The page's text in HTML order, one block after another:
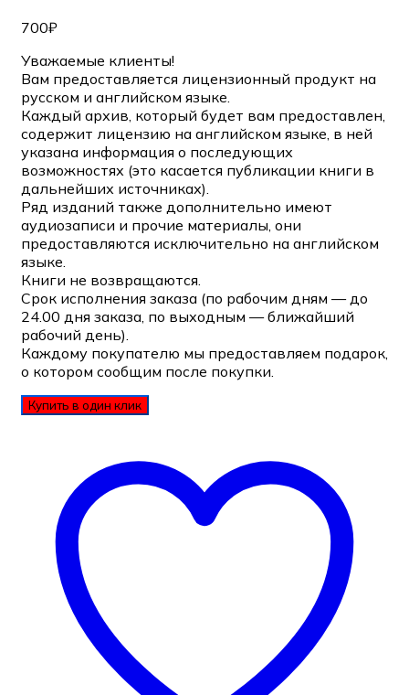
700₽
Уважаемые клиенты!
Вам предоставляется лицензионный продукт на
русском и английском языке.
Каждый архив, который будет вам предоставлен,
содержит лицензию на английском языке, в ней
указана информация о последующих
возможностях (это касается публикации книги в
дальнейших источниках).
Ряд изданий также дополнительно имеют
аудиозаписи и прочие материалы, они
предоставляются исключительно на английском
языке.
Книги не возвращаются.
Срок исполнения заказа (по рабочим дням — до
24.00 дня заказа, по выходным — ближайший
рабочий день).
Каждому покупателю мы предоставляем подарок,
о котором сообщим после покупки.
Купить в один клик